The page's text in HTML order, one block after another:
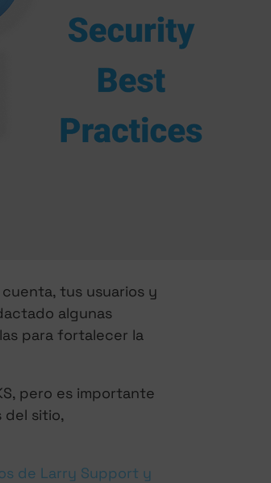
tus usuarios y
algunas
para fortalecer la
pero es importante
del sitio,
de Larry Support y